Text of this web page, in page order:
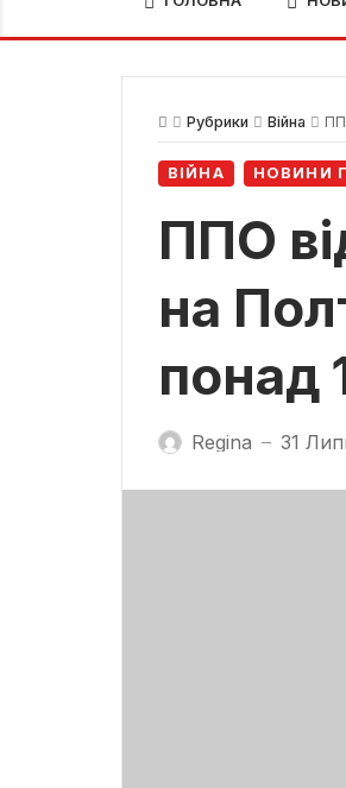
Рубрики Війна
ВІЙНА НОВИНИ
ППО
на
понад
Regina — 31